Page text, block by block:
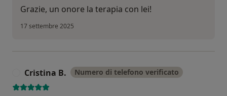
Grazie, un onore la terapia con lei!
17 settembre 2025
Cristina B. Numero di telefono verificato